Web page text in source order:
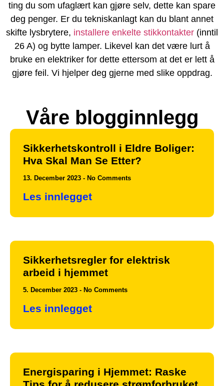
ting du som ufaglært kan gjøre selv, dette kan spare
deg penger. Er du tekniskanlagt kan du blant annet
skifte lysbrytere, installere enkelte stikkontakter (inntil
26 A) og bytte lamper. Likevel kan det være lurt å
bruke en elektriker for dette ettersom at det er lett å
gjøre feil. Vi hjelper deg gjerne med slike oppdrag.
Våre blogginnlegg
Sikkerhetskontroll i Eldre Boliger:
Hva Skal Man Se Etter?
13. December 2023 No Comments
Les innlegget
Sikkerhetsregler for elektrisk
arbeid i hjemmet
5. December 2023 No Comments
Les innlegget
Energisparing i Hjemmet: Raske